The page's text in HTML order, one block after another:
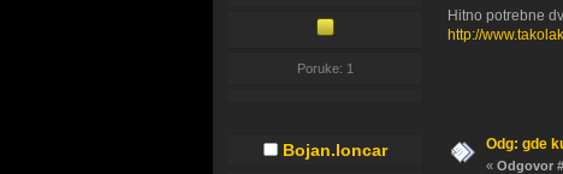
Poruke: 1
Hitno potrebne
http://
Bojan.loncar Odg: gde
« Odgovor